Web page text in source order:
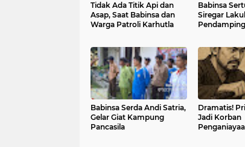
Tidak Ada Titik Api dan
Asap, Saat Babinsa dan
Warga Patroli Karhutla
Babinsa
Siregar
Babinsa Serda Andi Satria,
Gelar Giat Kampung
Pancasila
Dramatis!
Jadi Korban